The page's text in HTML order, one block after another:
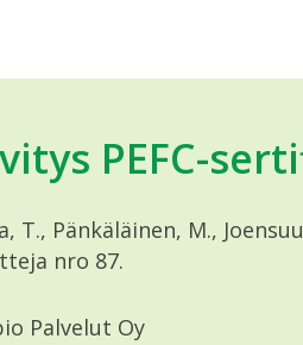
PEFC-
T., Pänkäläinen, M.,
nro 87.
Palvelut Oy